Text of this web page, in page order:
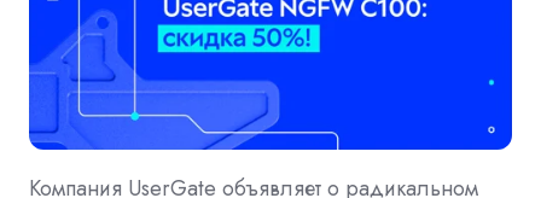
Компания UserGate объявляет о радикальном